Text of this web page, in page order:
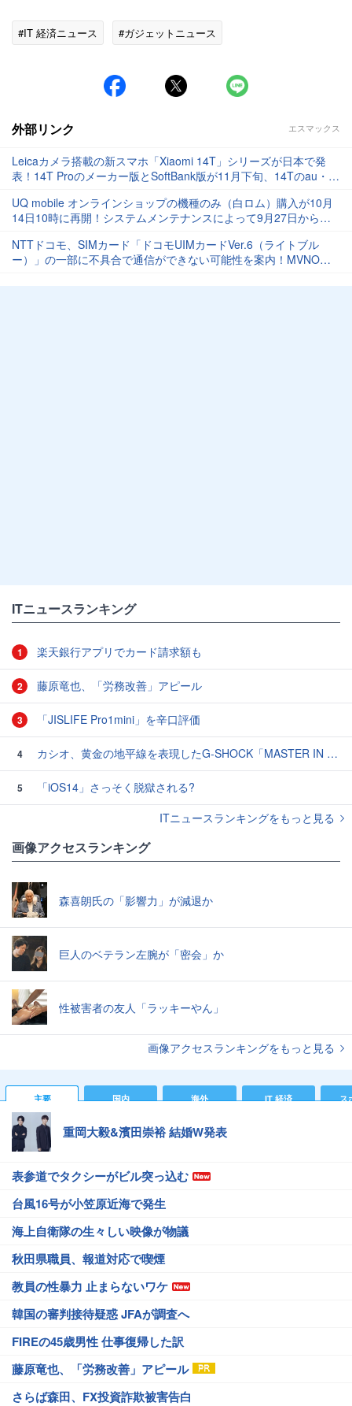
#IT 経済ニュース #ガジェットニュース
外部リンク エスマックス
Leicaカメラ搭載の新スマホ「Xiaomi 14T」シリーズが日本で発
表！14T Proのメーカー版とSoftBank版が11月下旬、14Tのau・
UQ mobile オンラインショップの機種のみ（白ロム）購入が10月
14日10時に再開！システムメンテナンスによって9月27日から一
NTTドコモ、SIMカード「ドコモUIMカードVer.6（ライトブル
ー）」の一部に不具合で通信ができない可能性を案内！MVNO含
ITニュースランキング
1 楽天銀行アプリでカード請求額も
2 藤原竜也、「労務改善」アピール
3 「JISLIFE Pro1mini」を辛口評価
4 カシオ、黄金の地平線を表現したG-SHOCK「MASTER IN HORIZON GOLD」3モデル
5
「iOS14」さっそく脱獄される?
ITニュースランキングをもっと見る
画像アクセスランキング
森喜朗氏の「影響力」が減退か
巨人のベテラン左腕が「密会」か
性被害者の友人「ラッキーやん」
画像アクセスランキングをもっと見る
主要 国内 海外 IT 経済 ス
重岡大毅&濱田崇裕 結婚W発表
表参道でタクシーがビル突っ込む
台風16号が小笠原近海で発生
海上自衛隊の生々しい映像が物議
秋田県職員、報道対応で喫煙
教員の性暴力 止まらないワケ
韓国の審判接待疑惑 JFAが調査へ
FIREの45歳男性 仕事復帰した訳
藤原竜也、「労務改善」アピール
さらば森田、FX投資詐欺被害告白